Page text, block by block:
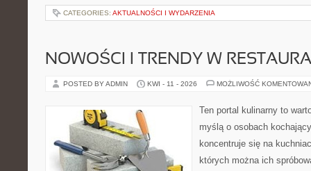
CATEGORIES: AKTUALNOŚCI I WYDARZENIA
NOWOŚCI I TRENDY W
POSTED BY ADMIN KWI - 11 - 2026 MOŻLIWOŚĆ
Ten portal kulinarny to
myślą o osobach
koncentruje się na
których można ich